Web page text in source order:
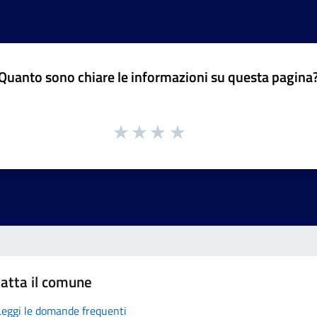
sono chiare le informazioni su questa
il comune
le domande frequenti